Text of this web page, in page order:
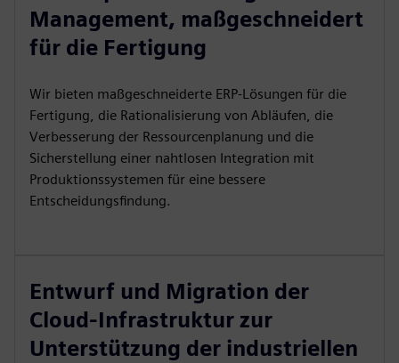
Management, maßgeschneidert
für die Fertigung
Wir bieten maßgeschneiderte ERP-Lösungen für die
Fertigung, die Rationalisierung von Abläufen, die
Verbesserung der Ressourcenplanung und die
Sicherstellung einer nahtlosen Integration mit
Produktionssystemen für eine bessere
Entscheidungsfindung.
Entwurf und Migration der
Cloud-Infrastruktur zur
Unterstützung der industriellen